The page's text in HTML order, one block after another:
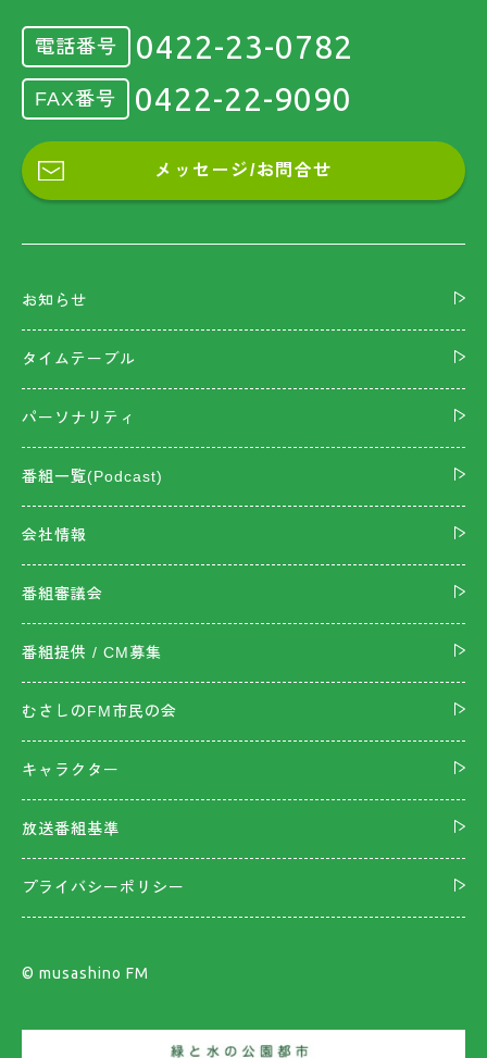
電話番号 0422-23-0782
FAX番号 0422-22-9090
メッセージ/お問合せ
お知らせ
タイムテーブル
パーソナリティ
番組一覧(Podcast)
会社情報
番組審議会
番組提供 / CM募集
むさしのFM市民の会
キャラクター
放送番組基準
プライバシーポリシー
©︎ musashino FM